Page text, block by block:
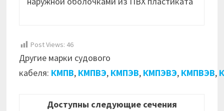
Post Views: 46
Другие марки судового
кабеля: КМПВ, КМПВЭ, КМПЭВ, КМПЭВЭ, КМПВЭВ,
Доступны следующие сечения